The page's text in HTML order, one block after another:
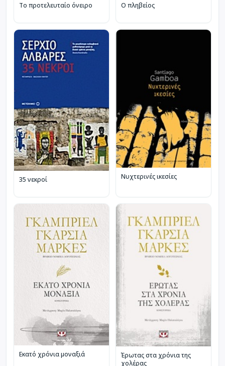
Το προτελευταίο όνειρο Ο πληβείος
35 νεκροί Νυχτερινές ικεσίες
Εκατό χρόνια μοναξιά
Έρωτας στα χρόνια της
χολέρας